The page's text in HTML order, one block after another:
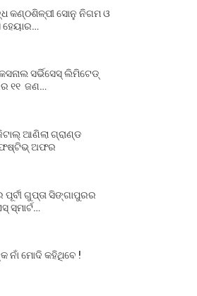
କଣ୍ଠଶିଳ୍ପୀ ସୋନୁ ନିଗମ ଓ
ସର୍ଭିସେସ୍ ଲିମିଟେଡ୍
୧୧ ଜଣ…
ଆଣିଲା ଗ୍ରାଣ୍ଡ
ଅଫର
ପୂର୍ବୀ ଗୁପ୍ତା ସିଙ୍ଗାପୁରର
ନାଁ ମୋଦି କହିଥିବେ !